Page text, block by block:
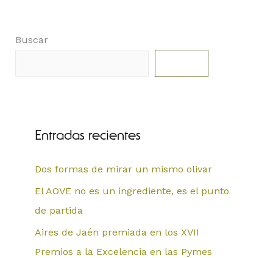
Buscar
Entradas recientes
Dos formas de mirar un mismo olivar
El AOVE no es un ingrediente, es el punto
de partida
Aires de Jaén premiada en los XVII
Premios a la Excelencia en las Pymes